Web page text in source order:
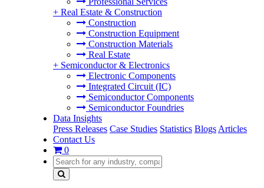
+ Real Estate & Construction
Construction
Construction Equipment
Construction Materials
Real Estate
+ Semiconductor & Electronics
Electronic Components
Integrated Circuit (IC)
Semiconductor Components
Semiconductor Foundries
Data Insights
Press Releases Case Studies Statistics Blogs Articles
Contact Us
0